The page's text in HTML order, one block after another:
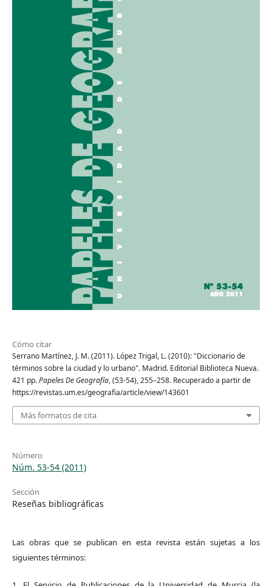
Cómo citar
Serrano Martínez, J. M. (2011). López Trigal, L. (2010): "Diccionario de
términos sobre la ciudad y lo urbano". Madrid. Editorial Biblioteca Nueva.
421 pp.Papeles De Geografía, (53-54), 255–258. Recuperado a partir de
https://revistas.um.es/geografia/article/view/143601
Más formatos de cita
Número
Núm. 53-54 (2011)
Sección
Reseñas bibliográficas
Las obras que se publican en esta revista están sujetas a los
siguientes términos: